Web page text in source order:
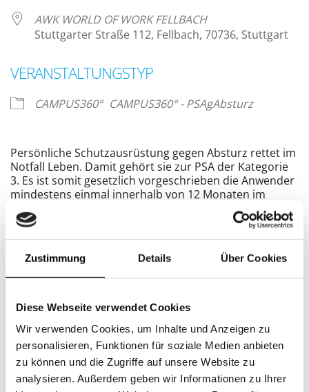
Zustimmung Details Über Cookies
Diese Webseite verwendet Cookies
Wir verwenden Cookies, um Inhalte und Anzeigen zu
personalisieren, Funktionen für soziale Medien anbieten
zu können und die Zugriffe auf unsere Website zu
analysieren. Außerdem geben wir Informationen zu Ihrer
AWK WORLD OF WORK FELLBACH
Stuttgarter Straße 112, Fellbach, 70736, Stuttgart
VERANSTALTUNGSTYP
CAMPUS360° CAMPUS360° - PSAgAbsturz
Persönliche Schutzausrüstung gegen Absturz rettet im
Notfall Leben. Damit gehört sie zur PSA der Kategorie
3. Es ist somit gesetzlich vorgeschrieben die Anwender
mindestens einmal innerhalb von 12 Monaten im
richtigen Umgang mit Absturzsicherung durch einen
Sachkundigen PSAgA mit Ausbildungsbefähigung
gemäß DGUV Grundsatz 312-001 zu unterweisen.
Diese Unterweisung muss neben den theoretischen
Inhalten auch einen praktischen Teil beinhalten.
Achtung:
Die Schulungsgebühr ist vor Beginn der Schulung zu
entrichten. Die Anmeldung wird erst nach
Zahlungseingang bestätigt und verpflichtet zur
Teilnahme. Eine Absage der Schulung ist bis spätestens